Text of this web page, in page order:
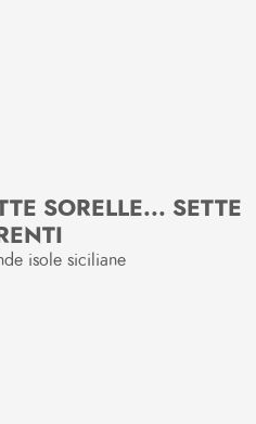
SORELLE... SETTE
isole siciliane